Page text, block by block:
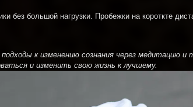
без большой нагрузки. Пробежки на короткте
к изменению сознания через медитацию
и изменить свою жизнь к лучшему.